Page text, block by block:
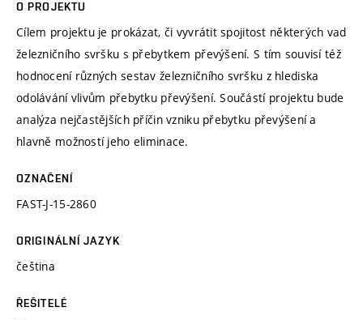
O PROJEKTU
Cílem projektu je prokázat, či vyvrátit spojitost některých vad
železničního svršku s přebytkem převýšení. S tím souvisí též
hodnocení různých sestav železničního svršku z hlediska
odolávání vlivům přebytku převýšení. Součástí projektu bude
analýza nejčastějších příčin vzniku přebytku převýšení a
hlavně možností jeho eliminace.
OZNAČENÍ
FAST-J-15-2860
ORIGINÁLNÍ JAZYK
čeština
ŘEŠITELÉ